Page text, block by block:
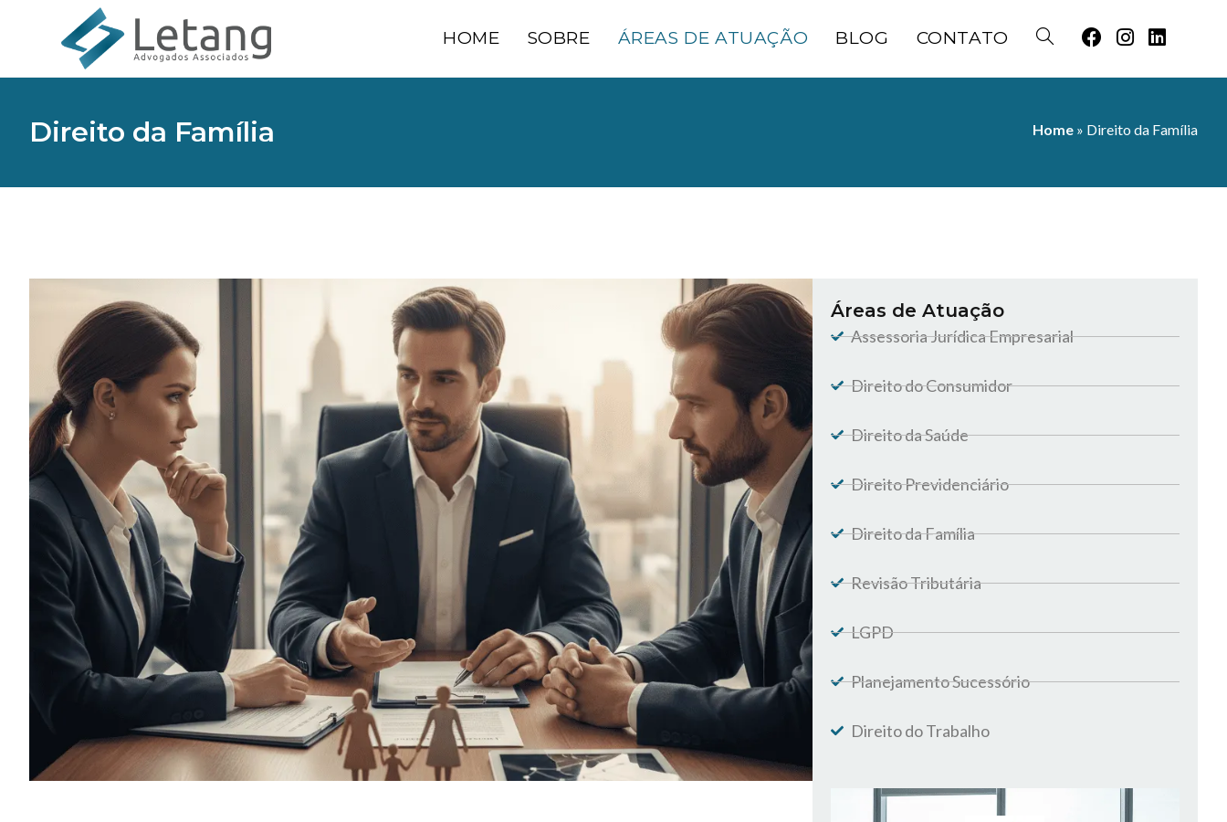
HOME SOBRE ÁREAS DE ATUAÇÃO BLOG CONTATO
Direito da Família Home » Direito da Família
Áreas de Atuação
Assessoria Jurídica Empresarial
Direito do Consumidor
Direito da Saúde
Direito Previdenciário
Direito da Família
Revisão Tributária
LGPD
Planejamento Sucessório
Direito do Trabalho